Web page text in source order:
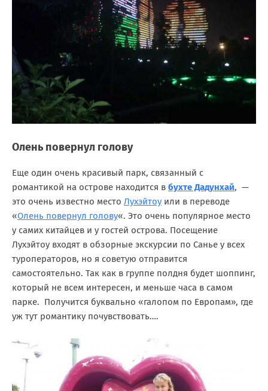
Олень повернул голову
Еще один очень красивый парк, связанный с
романтикой на острове находится в бухте Дадунхай, —
это очень известно место Лухэйтоу или в переводе
«Олень повернул голову«. Это очень популярное место
у самих китайцев и у гостей острова. Посещение
Лухэйтоу входят в обзорные экскурсии по Санье у всех
туроператоров, но я советую отправится
самостоятельно. Так как в группе полдня будет шоппинг,
который не всем интересен, и меньше часа в самом
парке. Получится буквально «галопом по Европам», где
уж тут романтику почувствовать….